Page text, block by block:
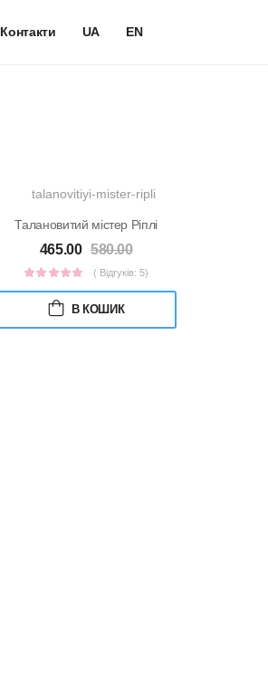
Контакти UA EN
Талановитий містер Ріплі
465.00 580.00
( Відгуків: 5)
В КОШИК